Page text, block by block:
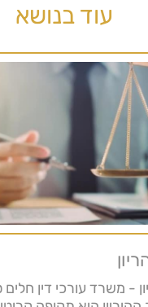
עוד בנושא
- משרד עורכי דין